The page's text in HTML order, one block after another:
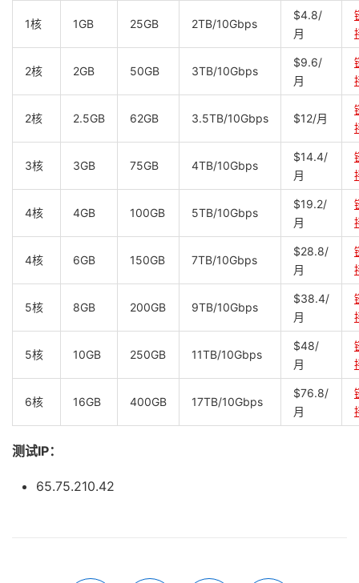
1核 1GB 25GB 2TB/10Gbps
$4.8/
月
2核 2GB 50GB 3TB/10Gbps
$9.6/
月
2核 2.5GB 62GB 3.5TB/10Gbps $12/月
3核 3GB 75GB 4TB/10Gbps
$14.4/
月
4核 4GB 100GB 5TB/10Gbps
$19.2/
月
4核 6GB 150GB 7TB/10Gbps
$28.8/
月
5核 8GB 200GB 9TB/10Gbps
$38.4/
月
5核 10GB 250GB 11TB/10Gbps
$48/
月
6核 16GB 400GB 17TB/10Gbps
$76.8/
月
测试IP：
65.75.210.42